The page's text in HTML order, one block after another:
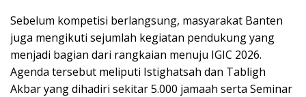
Sebelum kompetisi berlangsung, masyarakat Banten
juga mengikuti sejumlah kegiatan pendukung yang
menjadi bagian dari rangkaian menuju IGIC 2026.
Agenda tersebut meliputi Istighatsah dan Tabligh
Akbar yang dihadiri sekitar 5.000 jamaah serta Seminar